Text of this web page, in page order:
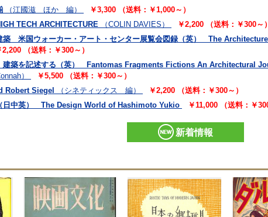
（江國滋 ほか 編）
￥3,300 （送料：￥1,000～）
TECH ARCHITECTURE
（COLIN DAVIES）
￥2,200 （送料：￥300～）
築 米国ウォーカー・アート・センター展覧会図録（英） The
2,200 （送料：￥300～）
建築を記述する（英） Fantomas Fragments Fictions An Architectural
）
￥5,500 （送料：￥300～）
Robert Siegel
（シネティックス 編）
￥2,200 （送料：￥300～）
日中英） The Design World of Hashimoto Yukio
￥11,000 （送料：￥
新着情報